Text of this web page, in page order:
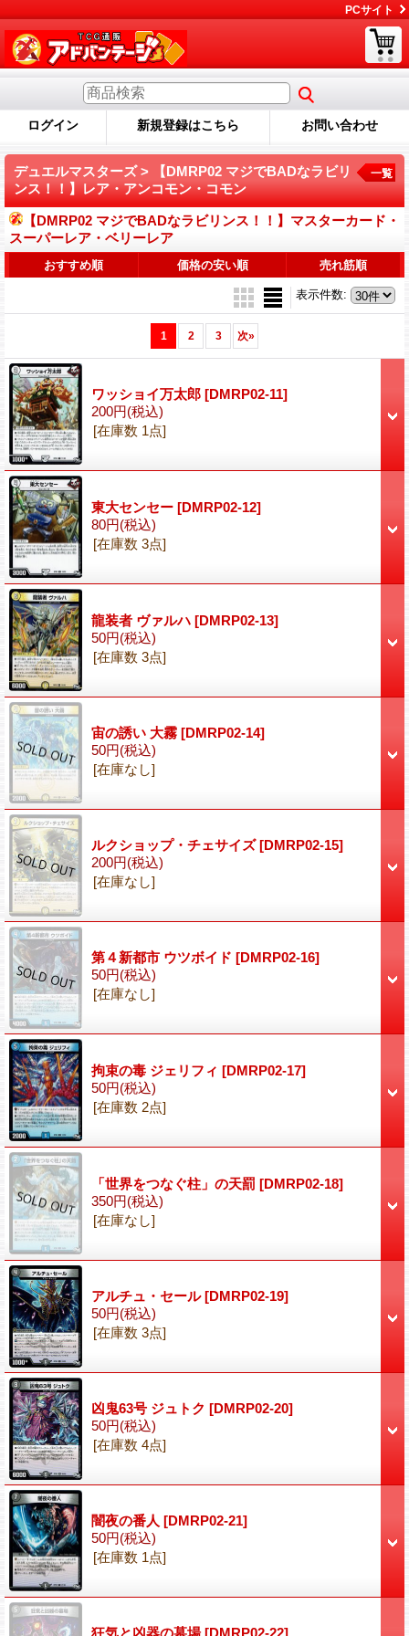
PCサイト
ログイン 新規登録はこちら お問い合わせ
デュエルマスターズ > 【DMRP02 マジでBADなラビリ
ンス！！】レア・アンコモン・コモン
【DMRP02 マジでBADなラビリンス！！】マスターカード・
スーパーレア・ベリーレア
一覧
おすすめ順 価格の安い順 売れ筋順
表示件数:
1 2 3 次»
ワッショイ万太郎 [DMRP02-11]
200円(税込)
[在庫数 1点]
東大センセー [DMRP02-12]
80円(税込)
[在庫数 3点]
龍装者 ヴァルハ [DMRP02-13]
50円(税込)
[在庫数 3点]
宙の誘い 大霧 [DMRP02-14]
50円(税込)
[在庫なし]
ルクショップ・チェサイズ[DMRP02-15]
200円(税込)
[在庫なし]
第４新都市 ウツボイド [DMRP02-16]
50円(税込)
[在庫なし]
拘束の毒 ジェリフィ [DMRP02-17]
50円(税込)
[在庫数 2点]
「世界をつなぐ柱」の天罰 [DMRP02-18]
350円(税込)
[在庫なし]
アルチュ・セール[DMRP02-19]
50円(税込)
[在庫数 3点]
凶鬼63号 ジュトク [DMRP02-20]
50円(税込)
[在庫数 4点]
闇夜の番人 [DMRP02-21]
50円(税込)
[在庫数 1点]
狂気と凶器の墓場[DMRP02-22]